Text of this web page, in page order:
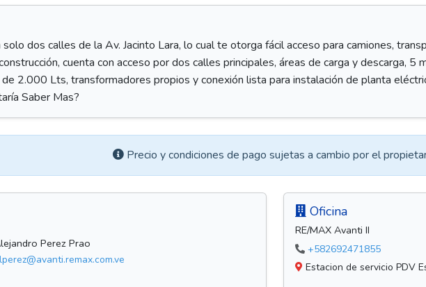
solo dos calles de la Av. Jacinto Lara, lo cual te otorga fácil acceso para camiones,
cuenta con acceso por dos calles principales, áreas de carga y descarga,
2.000 Lts, transformadores propios y conexión lista para instalación de planta
Saber Mas?
Precio y condiciones de pago sujetas a cambio por el
Perez Prao
Oficina
RE/MAX Avanti II
+582692471855
Estacion de servicio PDV